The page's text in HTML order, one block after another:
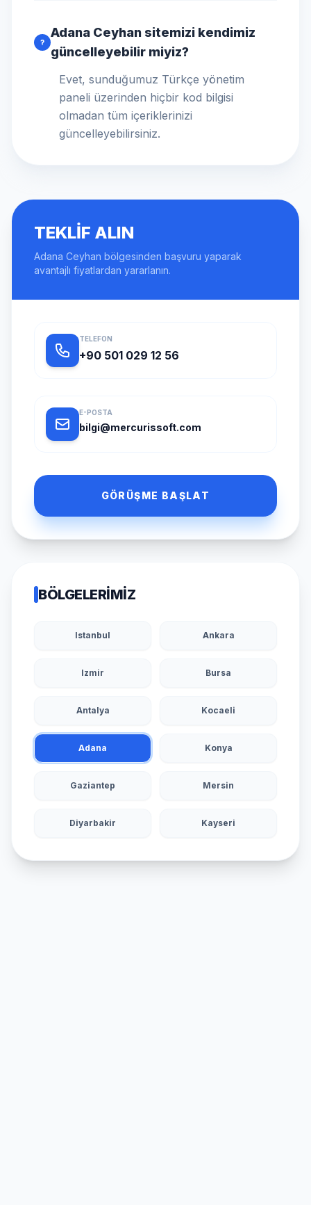
?
Adana Ceyhan sitemizi kendimiz
güncelleyebilir miyiz?
Evet, sunduğumuz Türkçe yönetim
paneli üzerinden hiçbir kod bilgisi
olmadan tüm içeriklerinizi
güncelleyebilirsiniz.
TEKLIF ALIN
Adana Ceyhan bölgesinden başvuru yaparak
avantajlı fiyatlardan yararlanın.
TELEFON
+90 501 029 12 56
E-POSTA
bilgi@mercurissoft.com
GÖRÜŞME BAŞLAT
BÖLGELERIMIZ
Istanbul Ankara
Izmir Bursa
Antalya Kocaeli
Adana Konya
Gaziantep Mersin
Diyarbakir Kayseri